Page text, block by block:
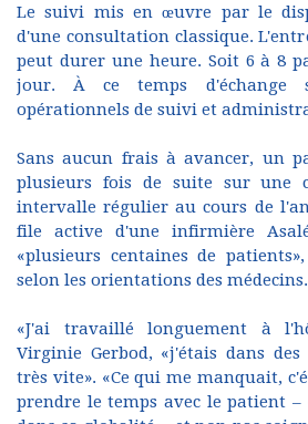
Le suivi mis en œuvre par le
d'une consultation classique.
peut durer une heure. Soit 6 à 8
jour. À ce temps d'échange
opérationnels de suivi et
Sans aucun frais à avancer, un
plusieurs fois de suite sur une
intervalle régulier au cours de
file active d'une infirmière
«plusieurs centaines de
selon les orientations des médecins.
«J'ai travaillé longuement à
Virginie Gerbod, «j'étais dans
très vite». «Ce qui me manquait,
prendre le temps avec le patient